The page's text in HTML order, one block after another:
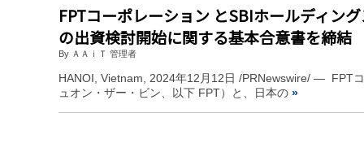
FPTコーポレーション とSBIホールディン
の出資検討開始に関する基本合意書を締結
By ＡＡｉＴ 管理者
HANOI, Vietnam, 2024年12月12日 /PRNewswire/ — FPT
ュオン・ザー・ビン、以下 FPT）と、日本の »